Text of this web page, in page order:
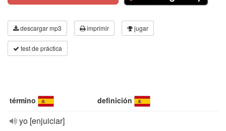
descargar mp3 imprimir jugar
test de práctica
término definición
yo [enjuiciar]